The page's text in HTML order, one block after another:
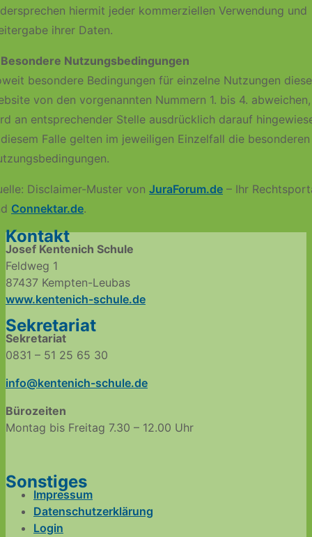
hiermit jeder kommerziellen Verwendung und
ihrer Daten.
Nutzungsbedingungen
besondere Bedingungen für einzelne Nutzungen
von den vorgenannten Nummern 1. bis 4. abweichen,
an entsprechender Stelle ausdrücklich darauf
Falle gelten im jeweiligen Einzelfall die besonderen
Disclaimer-Muster von JuraForum.de – Ihr
Connektar.de.
Kontakt
Josef Kentenich Schule
Feldweg 1
87437 Kempten-Leubas
www.kentenich-schule.de
Sekretariat
Sekretariat
0831 – 51 25 65 30
info@kentenich-schule.de
Bürozeiten
Montag bis Freitag 7.30 – 12.00 Uhr
Sonstiges
Impressum
Datenschutzerklärung
Login